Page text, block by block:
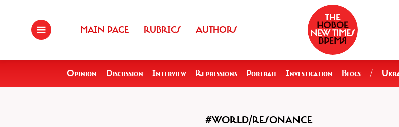
MAIN PAGE RUBRICS AUTHORS
Opinion Discussion Interview Repressions Portrait Investigation Blogs /
#WORLD/RESONANCE